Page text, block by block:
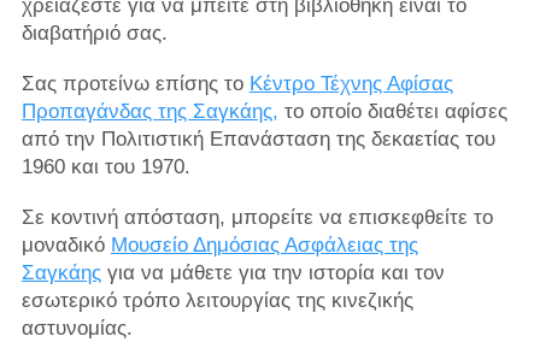
χρειάζεστε για να μπείτε στη βιβλιοθήκη είναι το
διαβατήριό σας.
Σας προτείνω επίσης το Κέντρο Τέχνης Αφίσας
Προπαγάνδας της Σαγκάης, το οποίο διαθέτει αφίσες
από την Πολιτιστική Επανάσταση της δεκαετίας του
1960 και του 1970.
Σε κοντινή απόσταση, μπορείτε να επισκεφθείτε το
μοναδικό Μουσείο Δημόσιας Ασφάλειας της
Σαγκάης για να μάθετε για την ιστορία και τον
εσωτερικό τρόπο λειτουργίας της κινεζικής
αστυνομίας.